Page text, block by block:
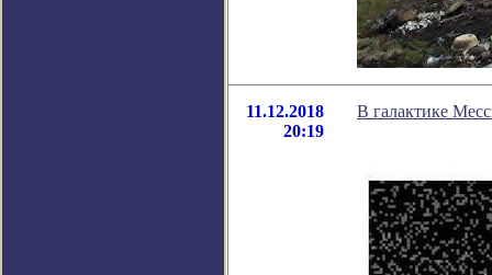
11.12.2018
20:19
В галактике